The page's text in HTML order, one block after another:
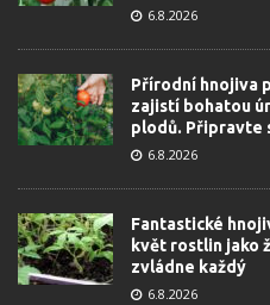
6.8.2026
Přírodní hnojiva
zajistí bohatou
plodů. Připravte
6.8.2026
Fantastické
květ rostlin jako
zvládne každý
6.8.2026